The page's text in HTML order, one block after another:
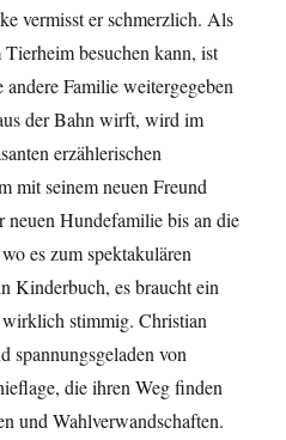
vermisst er schmerzlich. Als
besuchen kann, ist
andere Familie weitergegeben
der Bahn wirft, wird im
erzählerischen
mit seinem neuen Freund
Hundefamilie bis an die
es zum spektakulären
Kinderbuch, es braucht ein
stimmig. Christian
spannungsgeladen von
die ihren Weg finden
und Wahlverwandschaften.